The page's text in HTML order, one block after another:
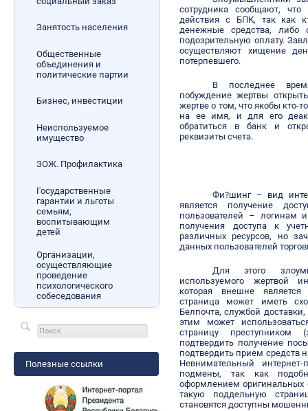
Занятость населения
Общественные
объединения и
политические партии
Бизнес, инвестиции
Неиспользуемое
имущество
ЗОЖ. Профилактика
Государственные
гарантии и льготы
семьям,
воспитывающим
детей
Организации,
осуществляющие
проведение
психологического
собеседования
Полезные ссылки
сотрудника сообщают, что
действия с БПК, так как
денежные средства, либо
подозрительную оплату.
осуществляют хищение
потерпевшего.
В последнее
побуждение жертвы
жертве о том, что якобы кто-
на ее имя, и для его
обратиться в банк и
реквизиты счета.­
Фи?шинг– вид
является получение
пользователей – логинам
получения доступа к
различных ресурсов, но
данных пользователей
Для этого
используемого жертвой
которая внешне
страница может иметь
Белпочта, службой
этим может
страницу преступником
подтвердить получение
подтвердить прием средств
Невнимательный
подмены, так как
оформлением оригинальных
такую поддельную
становятся доступны